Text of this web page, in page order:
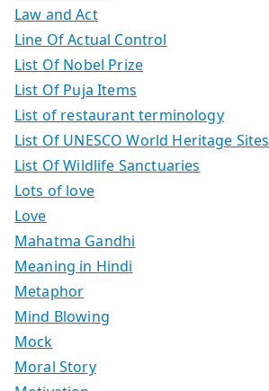
Law and Act
Line Of Actual Control
List Of Nobel Prize
List Of Puja Items
List of restaurant terminology
List Of UNESCO World Heritage Sites
List Of Wildlife Sanctuaries
Lots of love
Love
Mahatma Gandhi
Meaning in Hindi
Metaphor
Mind Blowing
Mock
Moral Story